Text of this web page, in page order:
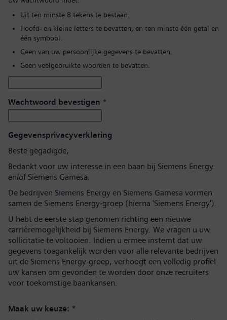
Uit ten minste 8 tekens te bestaan.
Hoofd- en kleine letters te bevatten, en ten minste één getal en
één symbool.
Geen van uw persoonlijke gegevens te bevatten.
Geen veelgebruikte woorden te bevatten.
Wachtwoord bevestigen *
Gegevensprivacyverklaring
Beste gegadigde,
Bedankt voor uw interesse in een baan bij Siemens Energy
en/of Siemens Gamesa.
De bedrijven Siemens Energy en Siemens Gamesa vormen
samen de Siemens Energy-groep (hierna 'Siemens Energy').
U hebt de eerste stap genomen richting een nieuwe
carrièremogelijkheid bij Siemens Energy. We vragen u uw
sollicitatie te voltooien. Indien u ermee instemt dat uw
gegevens toegankelijk worden voor alle relevante bedrijven
uit de Siemens Energy-groep, verhoogt een volledig profiel
uw kansen om gevonden te worden door onze recruiters
voor toekomstige baankansen.
Maak uw keuze: *